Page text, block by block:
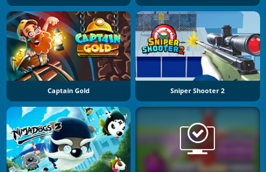
Captain Gold Sniper Shooter 2